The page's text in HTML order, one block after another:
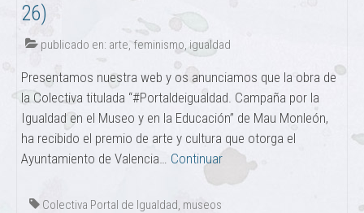
26)
publicado en: arte feminismo igualdad
Presentamos nuestra web y os anunciamos que la obra de
la Colectiva titulada “#Portaldeigualdad. Campaña por la
Igualdad en el Museo y en la Educación” de Mau Monleón,
ha recibido el premio de arte y cultura que otorga el
Ayuntamiento de Valencia… Continuar
Colectiva Portal de Igualdad museos